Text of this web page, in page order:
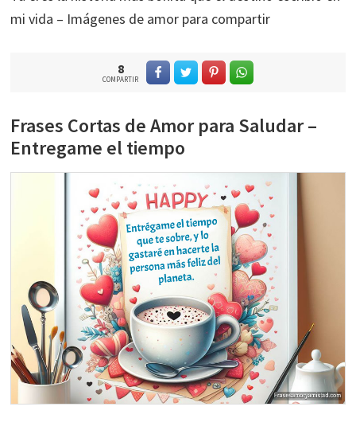
mi vida – Imágenes de amor para compartir
8
COMPARTIR
Frases Cortas de Amor para Saludar –
Entregame el tiempo